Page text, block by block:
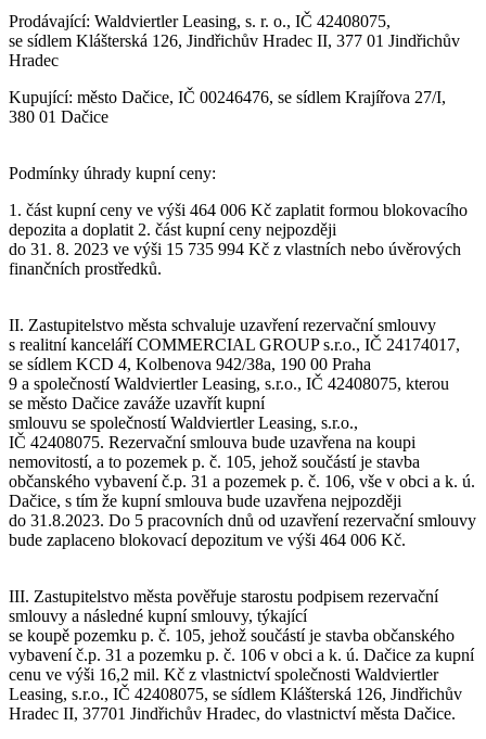
Prodávající: Waldviertler Leasing, s. r. o., IČ 42408075,
se sídlem Klášterská 126, Jindřichův Hradec II, 377 01 Jindřichův
Hradec
Kupující: město Dačice, IČ 00246476, se sídlem Krajířova 27/I,
380 01 Dačice
Podmínky úhrady kupní ceny:
1. část kupní ceny ve výši 464 006 Kč zaplatit formou blokovacího
depozita a doplatit 2. část kupní ceny nejpozději
do 31. 8. 2023 ve výši 15 735 994 Kč z vlastních nebo úvěrových
finančních prostředků.
II. Zastupitelstvo města schvaluje uzavření rezervační smlouvy
s realitní kanceláří COMMERCIAL GROUP s.r.o., IČ 24174017,
se sídlem KCD 4, Kolbenova 942/38a, 190 00 Praha
9 a společností Waldviertler Leasing, s.r.o., IČ 42408075, kterou
se město Dačice zaváže uzavřít kupní
smlouvu se společností Waldviertler Leasing, s.r.o.,
IČ 42408075. Rezervační smlouva bude uzavřena na koupi
nemovitostí, a to pozemek p. č. 105, jehož součástí je stavba
občanského vybavení č.p. 31 a pozemek p. č. 106, vše v obci a k. ú.
Dačice, s tím že kupní smlouva bude uzavřena nejpozději
do 31.8.2023. Do 5 pracovních dnů od uzavření rezervační smlouvy
bude zaplaceno blokovací depozitum ve výši 464 006 Kč.
III. Zastupitelstvo města pověřuje starostu podpisem rezervační
smlouvy a následné kupní smlouvy, týkající
se koupě pozemku p. č. 105, jehož součástí je stavba občanského
vybavení č.p. 31 a pozemku p. č. 106 v obci a k. ú. Dačice za kupní
cenu ve výši 16,2 mil. Kč z vlastnictví společnosti Waldviertler
Leasing, s.r.o., IČ 42408075, se sídlem Klášterská 126, Jindřichův
Hradec II, 37701 Jindřichův Hradec, do vlastnictví města Dačice.